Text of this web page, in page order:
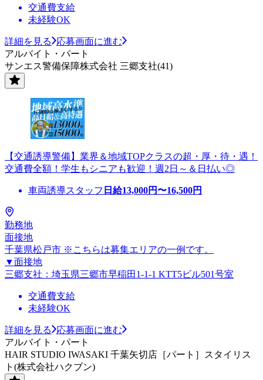
交通費支給
未経験OK
詳細を見る
応募画面に進む
アルバイト・パート
サンエス警備保障株式会社 三郷支社(41)
【交通誘導警備】業界＆地域TOPクラスの超・厚・待・遇！
交通費全額！学生もシニアも歓迎！週2日～＆日払い◎
車両誘導スタッフ 日給13,000円〜16,500円
勤務地
面接地
千葉県松戸市 ※こちらは募集エリアの一例です。
▼面接地
三郷支社：埼玉県三郷市早稲田1-1-1 KTT5ビル501号室
交通費支給
未経験OK
詳細を見る
応募画面に進む
アルバイト・パート
HAIR STUDIO IWASAKI 千葉矢切店［パート］スタイリス
ト(株式会社ハクブン)